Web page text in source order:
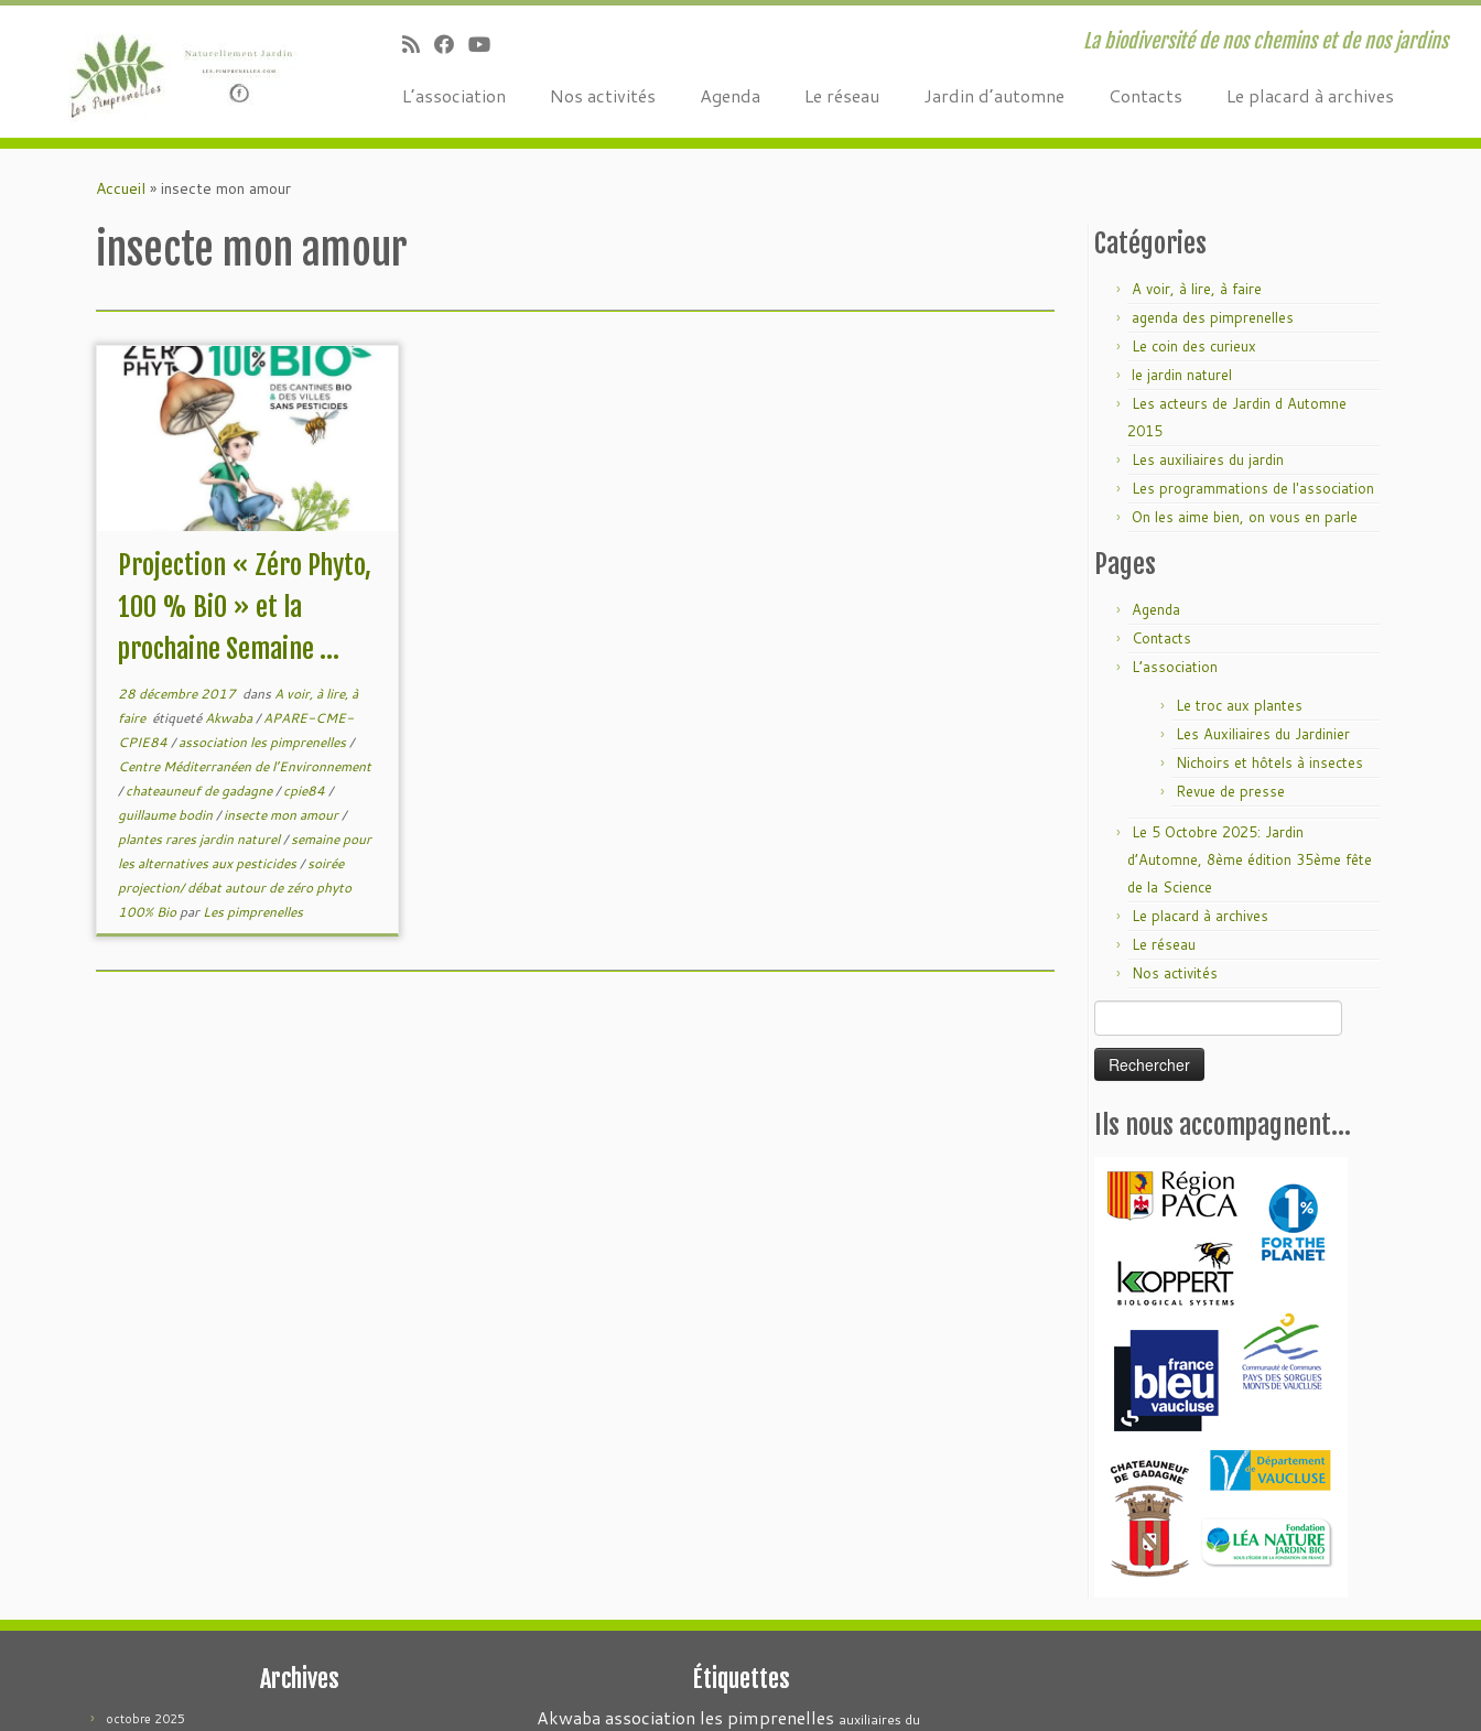
La biodiversité de nos chemins et de nos jardins
L’association Nos activités Agenda Le réseau Jardin d’automne Contacts Le placard à archives
Accueil » insecte mon amour
insecte mon amour
Projection « Zéro Phyto,
100 % BiO » et la
prochaine Semaine ...
28 décembre 2017dans A voir, à lire, à
faire étiquetéAkwaba/APARE-CME-
CPIE84/association les pimprenelles/
Centre Méditerranéen de l’Environnement
/chateauneuf de gadagne/cpie84/
guillaume bodin/insecte mon amour/
plantes rares jardin naturel/semaine pour
les alternatives aux pesticides/soirée
projection/ débat autour de zéro phyto
100% BioparLes pimprenelles
Catégories
A voir, à lire, à faire
agenda des pimprenelles
Le coin des curieux
le jardin naturel
Les acteurs de Jardin d Automne
2015
Les auxiliaires du jardin
Les programmations de l'association
On les aime bien, on vous en parle
Pages
Agenda
Contacts
L’association
Le troc aux plantes
Les Auxiliaires du Jardinier
Nichoirs et hôtels à insectes
Revue de presse
Le 5 Octobre 2025: Jardin
d’Automne, 8ème édition 35ème fête
de la Science
Le placard à archives
Le réseau
Nos activités
Ils nous accompagnent…
Archives
octobre 2025
Étiquettes
Akwaba association les pimprenelles auxiliaires du